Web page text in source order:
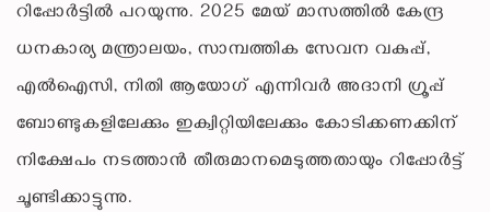
റിപ്പോർട്ടിൽ പറയുന്നു. 2025 മേയ് മാസത്തിൽ കേന്ദ്ര
ധനകാര്യ മന്ത്രാലയം, സാമ്പത്തിക സേവന വകുപ്പ്,
എൽഐസി, നിതി ആയോഗ് എന്നിവർ അദാനി ഗ്രൂപ്പ്
ബോണ്ടുകളിലേക്കും ഇക്വിറ്റിയിലേക്കും കോടിക്കണക്കിന്
നിക്ഷേപം നടത്താൻ തീരുമാനമെടുത്തതായും റിപ്പോർട്ട്
ചൂണ്ടിക്കാട്ടുന്നു.